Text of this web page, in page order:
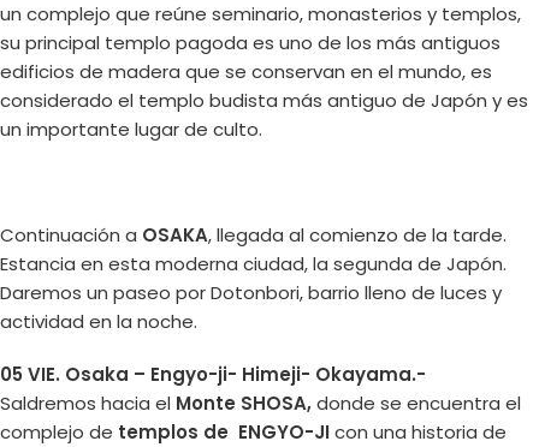
un complejo que reúne seminario, monasterios y templos,
su principal templo pagoda es uno de los más antiguos
edificios de madera que se conservan en el mundo, es
considerado el templo budista más antiguo de Japón y es
un importante lugar de culto.
Continuación a OSAKA, llegada al comienzo de la tarde.
Estancia en esta moderna ciudad, la segunda de Japón.
Daremos un paseo por Dotonbori, barrio lleno de luces y
actividad en la noche.
05 VIE. Osaka – Engyo-ji- Himeji- Okayama.-
Saldremos hacia el Monte SHOSA,donde se encuentra el
complejo de templos de ENGYO-JIcon una historia de